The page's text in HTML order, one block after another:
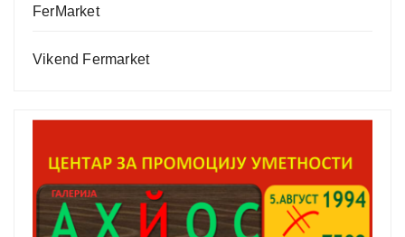
FerMarket
Vikend Fermarket